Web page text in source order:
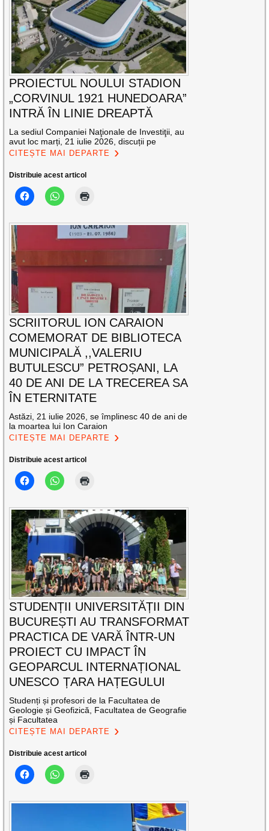
PROIECTUL NOULUI STADION
„CORVINUL 1921 HUNEDOARA”
INTRĂ ÎN LINIE DREAPTĂ
La sediul Companiei Naţionale de Investiţii, au
avut loc marți, 21 iulie 2026, discuții pe
CITEȘTE MAI DEPARTE
Distribuie acest articol
SCRIITORUL ION CARAION
COMEMORAT DE BIBLIOTECA
MUNICIPALĂ ,,VALERIU
BUTULESCU” PETROȘANI, LA
40 DE ANI DE LA TRECEREA SA
ÎN ETERNITATE
Astăzi, 21 iulie 2026, se împlinesc 40 de ani de
la moartea lui Ion Caraion
CITEȘTE MAI DEPARTE
Distribuie acest articol
STUDENȚII UNIVERSITĂȚII DIN
BUCUREȘTI AU TRANSFORMAT
PRACTICA DE VARĂ ÎNTR-UN
PROIECT CU IMPACT ÎN
GEOPARCUL INTERNAȚIONAL
UNESCO ȚARA HAȚEGULUI
Studenți și profesori de la Facultatea de
Geologie și Geofizică, Facultatea de Geografie
și Facultatea
CITEȘTE MAI DEPARTE
Distribuie acest articol